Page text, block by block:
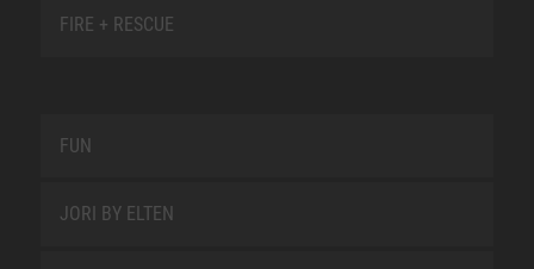
FIRE + RESCUE
FUN
JORI BY ELTEN